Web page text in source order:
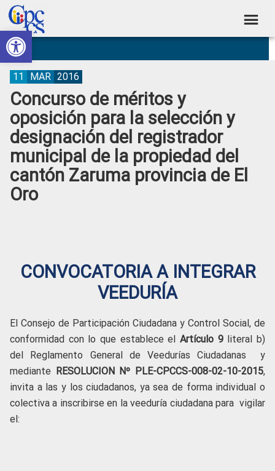
Abrir barra de herramientas
Skip
to
primary
navigation
Skip
to
main
content
Skip
to
primary
sidebar
Skip
to
footer
Consejo
de
Participación
Ciudadana
Control
Social
Construyendo
Poder
Ciudadano
Concurso de méritos y
oposición para la selección y
designación del registrador
municipal de la propiedad del
cantón Zaruma provincia de El
Oro
11 MAR 2016
CONVOCATORIA A INTEGRAR
VEEDURÍA
El Consejo de Participación Ciudadana y Control Social, de
conformidad con lo que establece el Artículo 9 literal b)
del Reglamento General de Veedurías Ciudadanas y
mediante RESOLUCION Nº PLE-CPCCS-008-02-10-2015,
invita a las y los ciudadanos, ya sea de forma individual o
colectiva a inscribirse en la veeduría ciudadana para vigilar
el: